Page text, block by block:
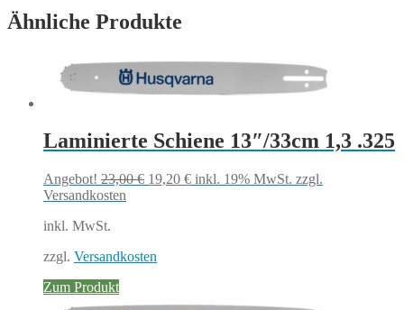
Ähnliche Produkte
Laminierte Schiene 13″/33cm 1,3 .325
Angebot! 23,00€ Ursprünglicher
19,20 €Aktueller
inkl. 19% MwSt. zzgl.
Versandkosten
inkl. MwSt.
zzgl. Versandkosten
Zum Produkt